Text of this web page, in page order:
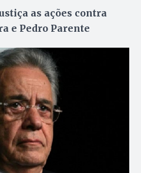
as ações contra
e Pedro Parente